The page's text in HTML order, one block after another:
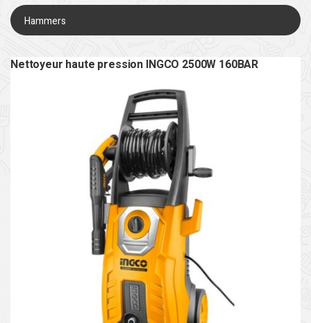
Hammers
Nettoyeur haute pression INGCO 2500W 160BAR